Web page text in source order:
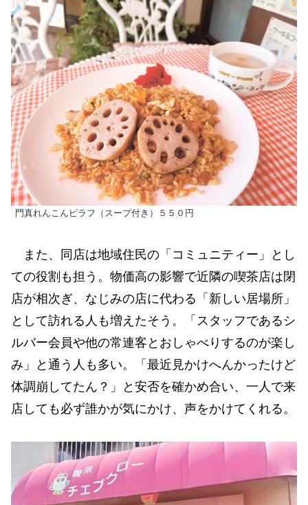
門真れんこんピラフ（スープ付き）５５０円
また、同店は地域住民の「コミュニティー」とし
ての役割も担う。物価高の影響で近隣の喫茶店は閉
店が相次ぎ、なじみの店に代わる「新しい居場所」
として訪れる人も増えたそう。「スタッフであるシ
ルバー会員や他の常連客とおしゃべりするのが楽し
み」と通う人も多い。「最近見かけへんかったけど
体調崩してたん？」と安否を確かめ合い、一人で来
店しても必ず誰かが気にかけ、声をかけてくれる。